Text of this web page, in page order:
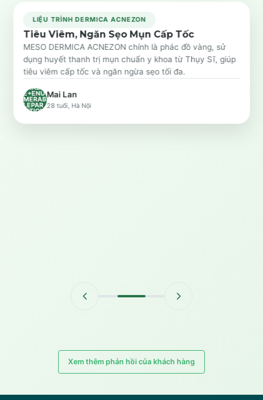
LIỆU TRÌNH DERMICA ACNEZON
Tiêu Viêm, Ngăn Sẹo Mụn Cấp Tốc
MESO DERMICA ACNEZON chính là phác đồ vàng, sử
dụng huyết thanh trị mụn chuẩn y khoa từ Thụy Sĩ, giúp
tiêu viêm cấp tốc và ngăn ngừa sẹo tối đa.
SYSTE
M.LINQ
ERABL
E+ENU
MERAB
LEPAR
TITION
TEM.O
Mai Lan
28 tuổi, Hà Nội
Xem thêm phản hồi của khách hàng